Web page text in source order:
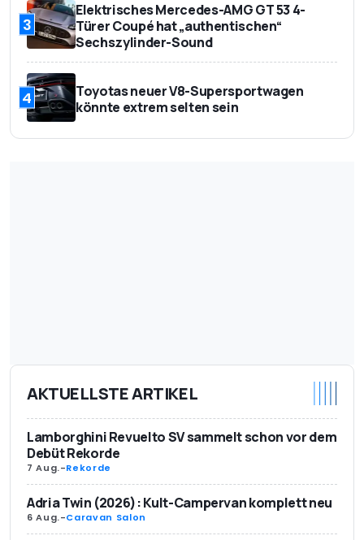
3
Elektrisches Mercedes-AMG GT 53 4-
Türer Coupé hat „authentischen“
Sechszylinder-Sound
4
Toyotas neuer V8-Supersportwagen
könnte extrem selten sein
AKTUELLSTE ARTIKEL
Lamborghini Revuelto SV sammelt schon vor dem
Debüt Rekorde
7 Aug.-Rekorde
Adria Twin (2026): Kult-Campervan komplett neu
6 Aug.-Caravan Salon